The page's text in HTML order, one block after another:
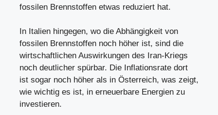
fossilen Brennstoffen etwas reduziert hat.
In Italien hingegen, wo die Abhängigkeit von
fossilen Brennstoffen noch höher ist, sind die
wirtschaftlichen Auswirkungen des Iran-Kriegs
noch deutlicher spürbar. Die Inflationsrate dort
ist sogar noch höher als in Österreich, was zeigt,
wie wichtig es ist, in erneuerbare Energien zu
investieren.